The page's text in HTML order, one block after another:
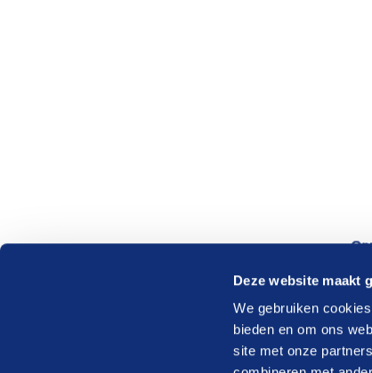
Deze website maakt
We gebruiken
bieden en om ons
site met onze